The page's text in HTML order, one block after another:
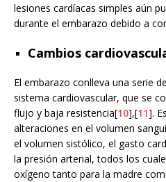
lesiones cardíacas simples aún
durante el embarazo debido a
Cambios
El embarazo conlleva una serie
sistema cardiovascular, que se
flujo y baja resistencia[10],[11].
alteraciones en el volumen
el volumen sistólico, el gasto
la presión arterial, todos los
oxígeno tanto para la madre